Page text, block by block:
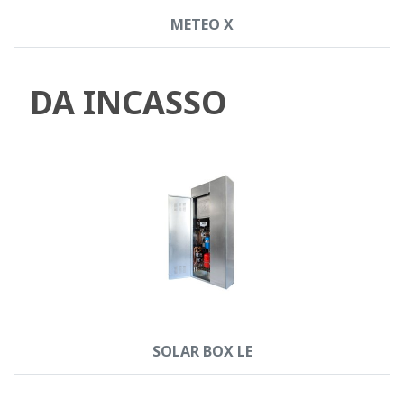
METEO X
DA INCASSO
SOLAR BOX LE